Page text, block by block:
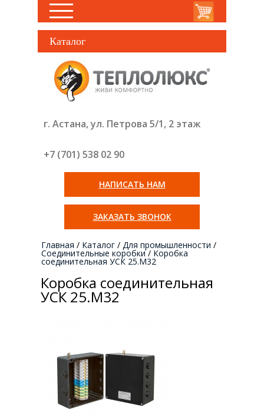
Каталог
г. Астана, ул. Петрова 5/1, 2 этаж
+7 (701) 538 02 90
НАПИСАТЬ НАМ
ЗАКАЗАТЬ ЗВОНОК
Главная / Каталог / Для промышленности /
Соединительные коробки / Коробка
соединительная УСК 25.М32
Коробка соединительная
УСК 25.М32